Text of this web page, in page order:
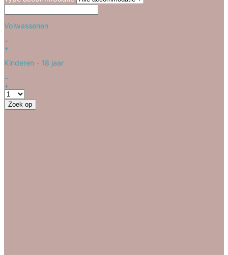
Volwassenen
−
+
Kinderen - 18 jaar
−
+
Zoek op